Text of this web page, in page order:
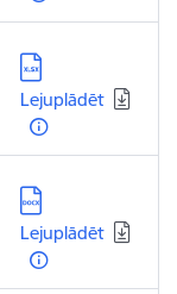
Lejupielādēt:
Lejuplādēt
Lejupielādēt:
Lejuplādēt